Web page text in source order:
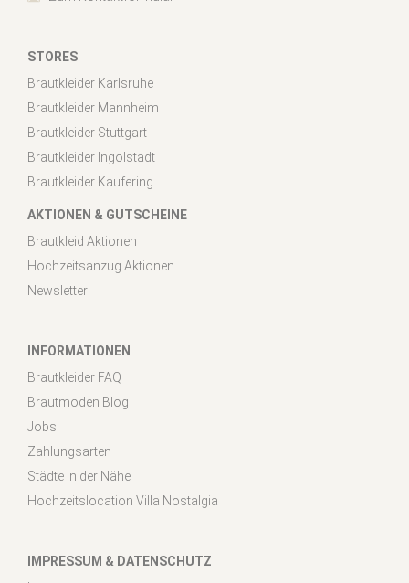
STORES
Brautkleider Karlsruhe
Brautkleider Mannheim
Brautkleider Stuttgart
Brautkleider Ingolstadt
Brautkleider Kaufering
AKTIONEN & GUTSCHEINE
Brautkleid Aktionen
Hochzeitsanzug Aktionen
Newsletter
INFORMATIONEN
Brautkleider FAQ
Brautmoden Blog
Jobs
Zahlungsarten
Städte in der Nähe
Hochzeitslocation Villa Nostalgia
IMPRESSUM & DATENSCHUTZ